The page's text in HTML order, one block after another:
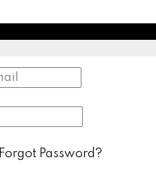
Forgot Password?